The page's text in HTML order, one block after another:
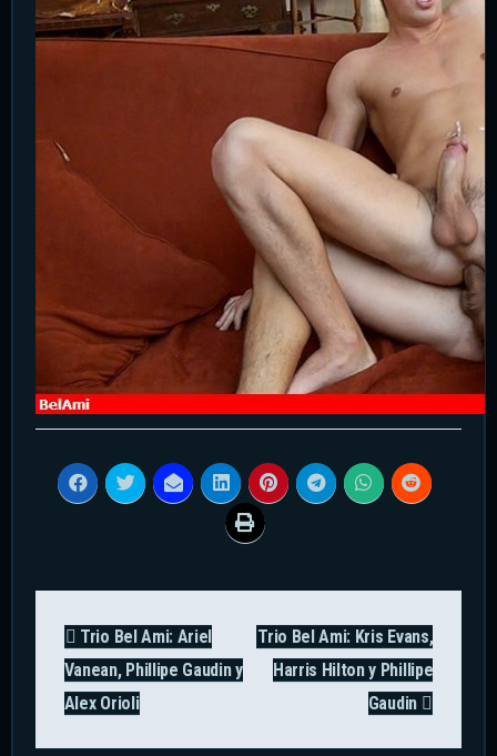
de
entradas
Trio Bel Ami: Ariel
Vanean, Phillipe Gaudin y
Alex Orioli
Trio Bel Ami: Kris Evans,
Harris Hilton y Phillipe
Gaudin